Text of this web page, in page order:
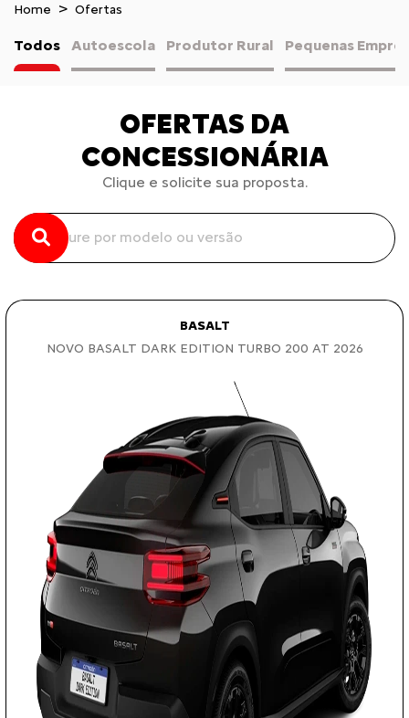
Home Ofertas
Todos Autoescola Produtor Rural Pequenas
OFERTAS DA
CONCESSIONÁRIA
Clique e solicite sua proposta.
BASALT
NOVO BASALT DARK EDITION TURBO 200 AT 2026